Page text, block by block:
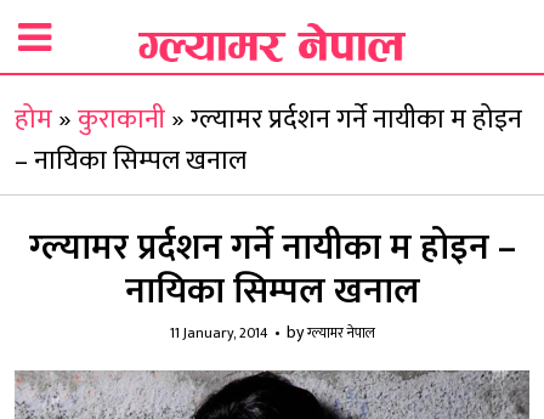
होम»कुराकानी»ग्ल्यामर प्रर्दशन गर्ने नायीका म होइन
– नायिका सिम्पल खनाल
ग्ल्यामर प्रर्दशन गर्ने नायीका म होइन –
नायिका सिम्पल खनाल
11 January, 2014 byग्ल्यामर नेपाल